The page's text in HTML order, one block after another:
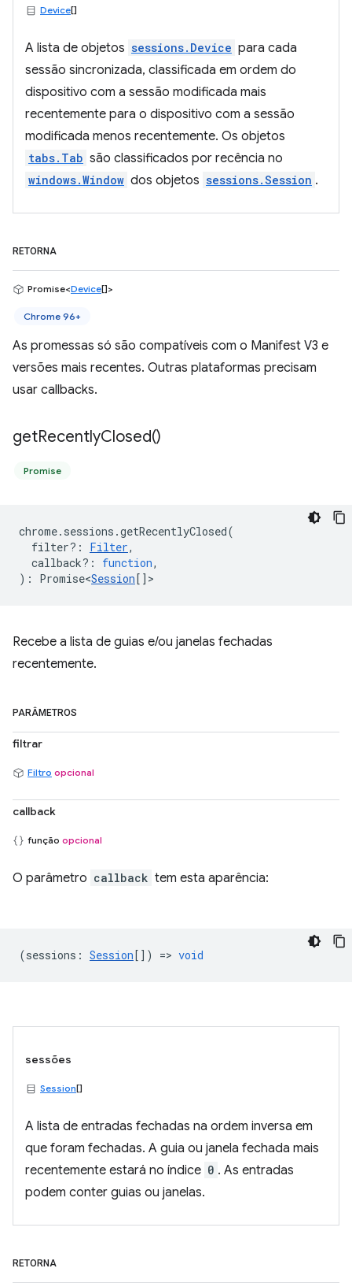
Device[]
A lista de objetos sessions.Device para cada
sessão sincronizada, classificada em ordem do
dispositivo com a sessão modificada mais
recentemente para o dispositivo com a sessão
modificada menos recentemente. Os objetos
tabs.Tab são classificados por recência no
windows.Window dos objetos sessions.Session .
RETORNA
Promise<Device[]>
Chrome 96+
As promessas só são compatíveis com o Manifest V3 e
versões mais recentes. Outras plataformas precisam
usar callbacks.
getRecentlyClosed()
Promise
chrome. sessions .getRecentlyClosed(
filter? : Filter,
callback? : function,
) : Promise<Session[] >
Recebe a lista de guias e/ou janelas fechadas
recentemente.
PARÂMETROS
filtrar
Filtro opcional
callback
função opcional
O parâmetro callback tem esta aparência:
(sessions : Session[]) => void
sessões
Session[]
A lista de entradas fechadas na ordem inversa em
que foram fechadas. A guia ou janela fechada mais
recentemente estará no índice 0 . As entradas
podem conter guias ou janelas.
RETORNA